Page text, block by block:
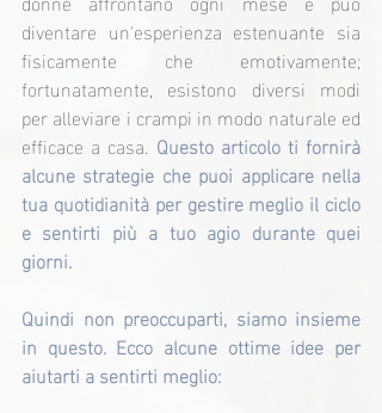
diventare un'esperienza estenuante sia
fisicamente che emotivamente;
fortunatamente, esistono diversi modi
per alleviare i crampi in modo naturale ed
efficace a casa. Questo articolo ti fornirà
alcune strategie che puoi applicare nella
tua quotidianità per gestire meglio il ciclo
e sentirti più a tuo agio durante quei
giorni.
Quindi non preoccuparti, siamo insieme
in questo. Ecco alcune ottime idee per
aiutarti a sentirti meglio: